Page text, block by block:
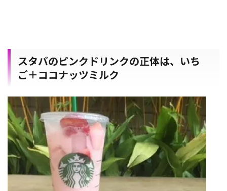
スタバのピンクドリンクの正体は、いち
ご＋ココナッツミルク